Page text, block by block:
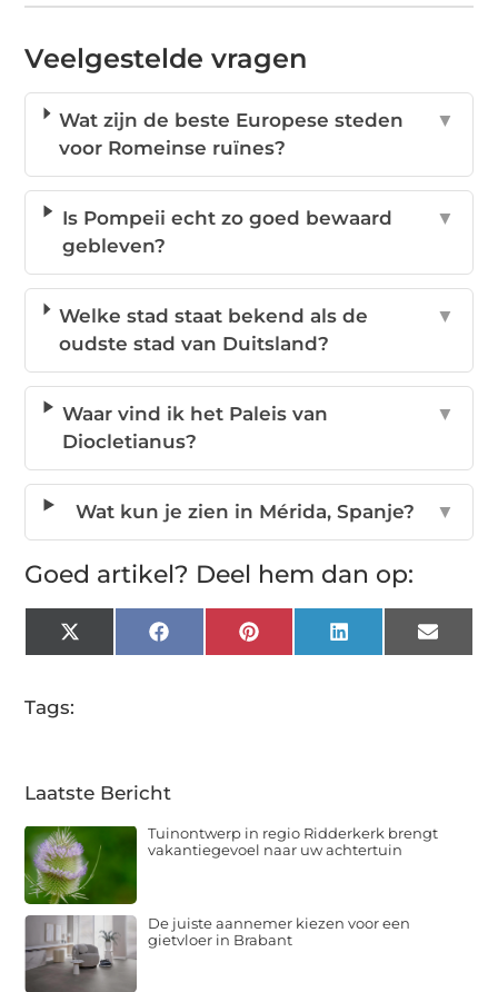
Veelgestelde vragen
Wat zijn de beste Europese steden
voor Romeinse ruïnes?
▼
Is Pompeii echt zo goed bewaard
gebleven?
▼
Welke stad staat bekend als de
oudste stad van Duitsland?
▼
Waar vind ik het Paleis van
Diocletianus?
▼
Wat kun je zien in Mérida, Spanje? ▼
Goed artikel? Deel hem dan op:
X
(Twitter)
FacebookPinterestLinkedInEmail
Tags:
Laatste Bericht
Tuinontwerp in regio Ridderkerk brengt
vakantiegevoel naar uw achtertuin
De juiste aannemer kiezen voor een
gietvloer in Brabant